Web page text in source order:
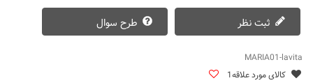
ثبت نظر طرح سوال
MARIA01-lavita
کالای مورد علاقه1